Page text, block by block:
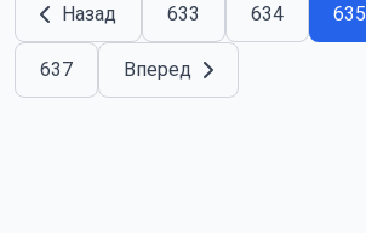
Назад 633 634 635
637 Вперед